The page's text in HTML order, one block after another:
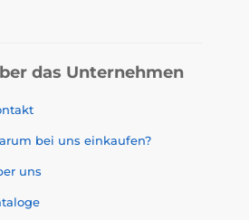
das Unternehmen
bei uns einkaufen?
uns